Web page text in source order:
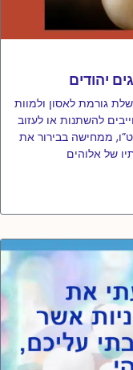
יהודים
גורמת לאסון ולמוות
להשתנות או לעזוב
ממחישה בבירור את